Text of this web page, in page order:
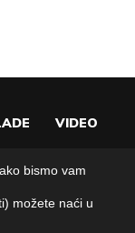
VIDEO
bismo vam
možete naći u